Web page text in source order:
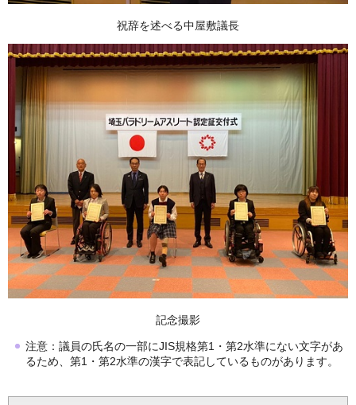
祝辞を述べる中屋敷議長
記念撮影
注意：議員の氏名の一部にJIS規格第1・第2水準にない文字があ
るため、第1・第2水準の漢字で表記しているものがあります。